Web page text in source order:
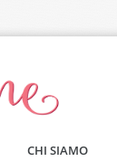
CHI SIAMO